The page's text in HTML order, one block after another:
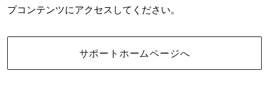
プコンテンツにアクセスしてください。
サポートホームページへ